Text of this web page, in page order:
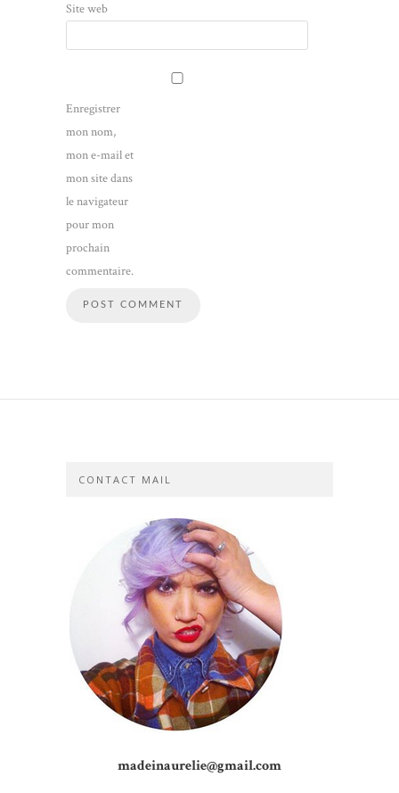
Site web
Enregistrer
mon nom,
mon e-mail et
mon site dans
le navigateur
pour mon
prochain
commentaire.
CONTACT MAIL
madeinaurelie@gmail.com